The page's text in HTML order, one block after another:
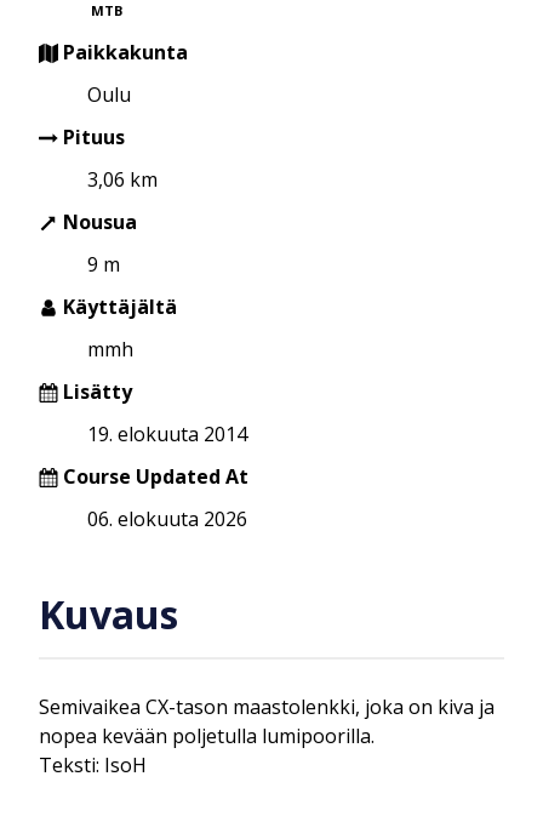
MTB
Paikkakunta
Oulu
Pituus
3,06 km
Nousua
9 m
Käyttäjältä
mmh
Lisätty
19. elokuuta 2014
Course Updated At
06. elokuuta 2026
Kuvaus
Semivaikea CX-tason maastolenkki, joka on kiva ja
nopea kevään poljetulla lumipoorilla.
Teksti: IsoH